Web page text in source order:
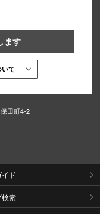
ます
て
田町4-2
ド
検索